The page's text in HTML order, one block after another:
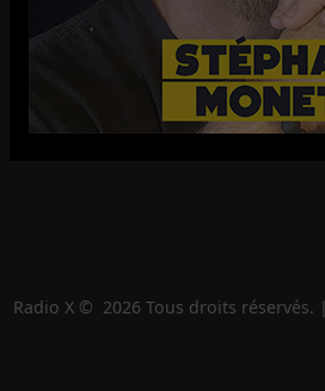
Radio X © 2026 Tous droits réservés. |